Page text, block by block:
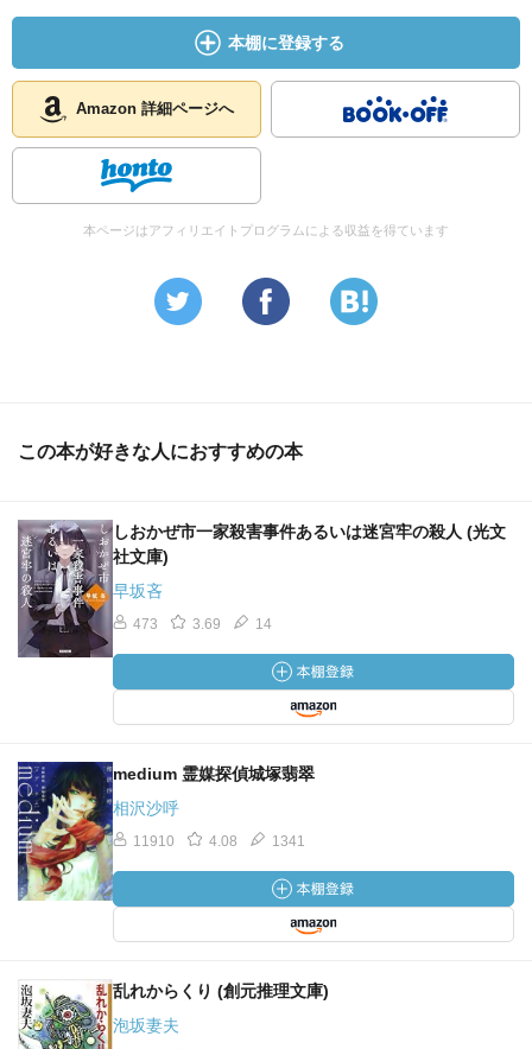
本棚に登録する
Amazon 詳細ページへ
本ページはアフィリエイトプログラムによる収益を得ています
この本が好きな人におすすめの本
しおかぜ市一家殺害事件あるいは迷宮牢の殺人 (光文
社文庫)
早坂吝
473 3.69 14
medium 霊媒探偵城塚翡翠
相沢沙呼
11910 4.08 1341
乱れからくり (創元推理文庫)
泡坂妻夫